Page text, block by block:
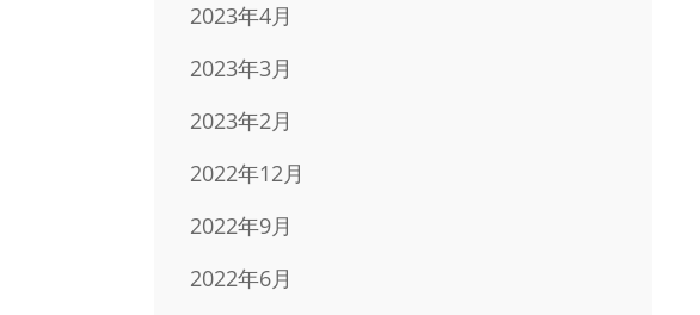
2023年4月
2023年3月
2023年2月
2022年12月
2022年9月
2022年6月